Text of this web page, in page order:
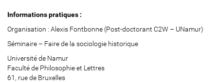
o
i
q
e
-
Informations pratiques :
Organisation : Alexis Fontbonne (Post-doctorant C2W – UNamur)
Séminaire – Faire de la sociologie historique
Université de Namur
Faculté de Philosophie et Lettres
61, rue de Bruxelles